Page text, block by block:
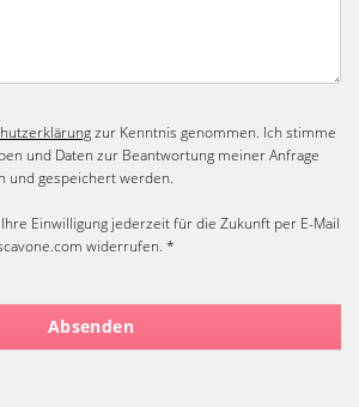
zur Kenntnis genommen. Ich stimme
und Daten zur Beantwortung meiner Anfrage
und gespeichert werden.
Einwilligung jederzeit für die Zukunft per E-Mail
widerrufen. *
Absenden